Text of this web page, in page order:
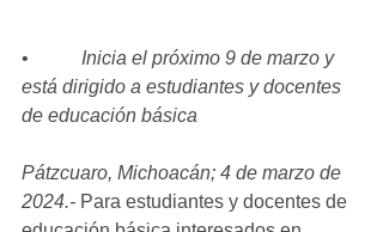
• Inicia el próximo 9 de marzo y
está dirigido a estudiantes y docentes
de educación básica
Pátzcuaro, Michoacán; 4 de marzo de
2024.- Para estudiantes y docentes de